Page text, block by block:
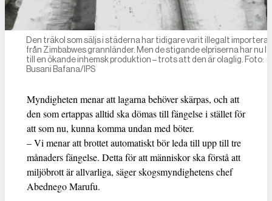
Den träkol som säljs i städerna har tidigare varit illegalt
från Zimbabwes grannländer. Men de stigande elpriserna har nu
till en ökande inhemsk produktion – trots att den är olaglig. Foto:
Busani Bafana/IPS
Myndigheten menar att lagarna behöver skärpas, och att
den som ertappas alltid ska dömas till fängelse i stället för
att som nu, kunna komma undan med böter.
– Vi menar att brottet automatiskt bör leda till upp till tre
månaders fängelse. Detta för att människor ska förstå att
miljöbrott är allvarliga, säger skogsmyndighetens chef
Abednego Marufu.